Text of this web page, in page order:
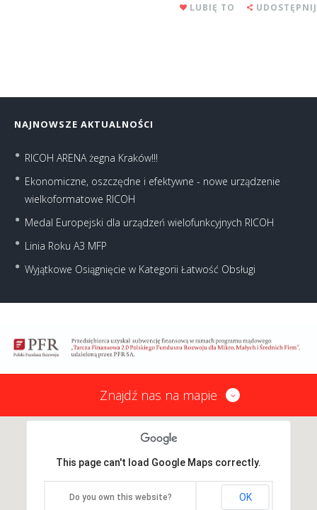
LUBIĘ TO UDOSTĘPNIJ
NAJNOWSZE AKTUALNOŚCI
RICOH ARENA żegna Kraków!!!
Ekonomiczne, oszczędne i efektywne - nowe urządzenie
wielkoformatowe RICOH
Medal Europejski dla urządzeń wielofunkcyjnych RICOH
Linia Roku A3 MFP
Wyjątkowe Osiągnięcie w Kategorii Łatwość Obsługi
Znajdź nas na mapie
This page can't load Google Maps correctly.
Do you own this website? OK